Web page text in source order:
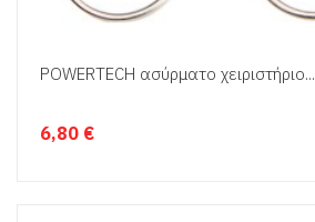
POWERTECH ασύρματο χειριστήριο...
6,80 €